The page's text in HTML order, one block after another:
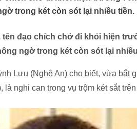
trong két còn sót lại nhiều tiền.
tên đạo chích chở đi khỏi hiện
ngờ trong két còn sót lại
Lưu (Nghệ An) cho biết, vừa bắt
là nghi can trong vụ trộm két sắt